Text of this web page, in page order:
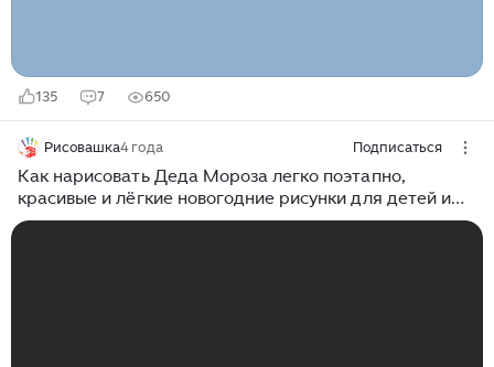
135 7 650
Рисовашка4 года Подписаться
Как нарисовать Деда Мороза легко поэтапно,
красивые и лёгкие новогодние рисунки для детей и
малышей на праздник